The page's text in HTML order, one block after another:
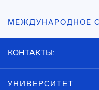
МЕЖДУНАРОДНОЕ
КОНТАКТЫ:
УНИВЕРСИТЕТ